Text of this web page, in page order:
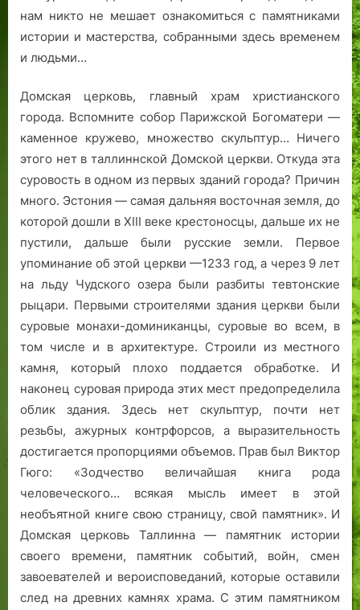
нам никто не мешает ознакомиться с памятниками
истории и мастерства, собранными здесь временем
и людьми…
Домская церковь, главный храм христианского
города. Вспомните собор Парижской Богоматери —
каменное кружево, множество скульптур… Ничего
этого нет в таллиннской Домской церкви. Откуда эта
суровость в одном из первых зданий города? Причин
много. Эстония — самая дальняя восточная земля, до
которой дошли в ХIII веке крестоносцы, дальше их не
пустили, дальше были русские земли. Первое
упоминание об этой церкви —1233 год, а через 9 лет
на льду Чудского озера были разбиты тевтонские
рыцари. Первыми строителями здания церкви были
суровые монахи-доминиканцы, суровые во всем, в
том числе и в архитектуре. Строили из местного
камня, который плохо поддается обработке. И
наконец суровая природа этих мест предопределила
облик здания. Здесь нет скульптур, почти нет
резьбы, ажурных контрфорсов, а выразительность
достигается пропорциями объемов. Прав был Виктор
Гюго: «Зодчество величайшая книга рода
человеческого… всякая мысль имеет в этой
необъятной книге свою страницу, свой памятник». И
Домская церковь Таллинна — памятник истории
своего времени, памятник событий, войн, смен
завоевателей и вероисповеданий, которые оставили
след на древних камнях храма. С этим памятником